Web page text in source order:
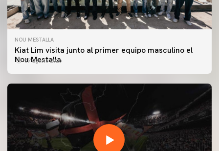
NOU MESTALLA
Kiat Lim visita junto al primer equipo masculino el
Nou Mestalla
07 agosto 2026